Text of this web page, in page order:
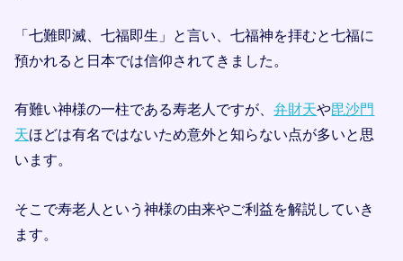
「七難即滅、七福即生」と言い、七福神を拝むと七福に
預かれると日本では信仰されてきました。
有難い神様の一柱である寿老人ですが、弁財天や毘沙門
天ほどは有名ではないため意外と知らない点が多いと思
います。
そこで寿老人という神様の由来やご利益を解説していき
ます。